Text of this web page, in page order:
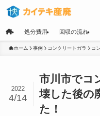
処分費用 回収の流れ
ホーム 事例 コンクリートガラ コ
市川市でコ
壊した後の
た！
2022
4/14